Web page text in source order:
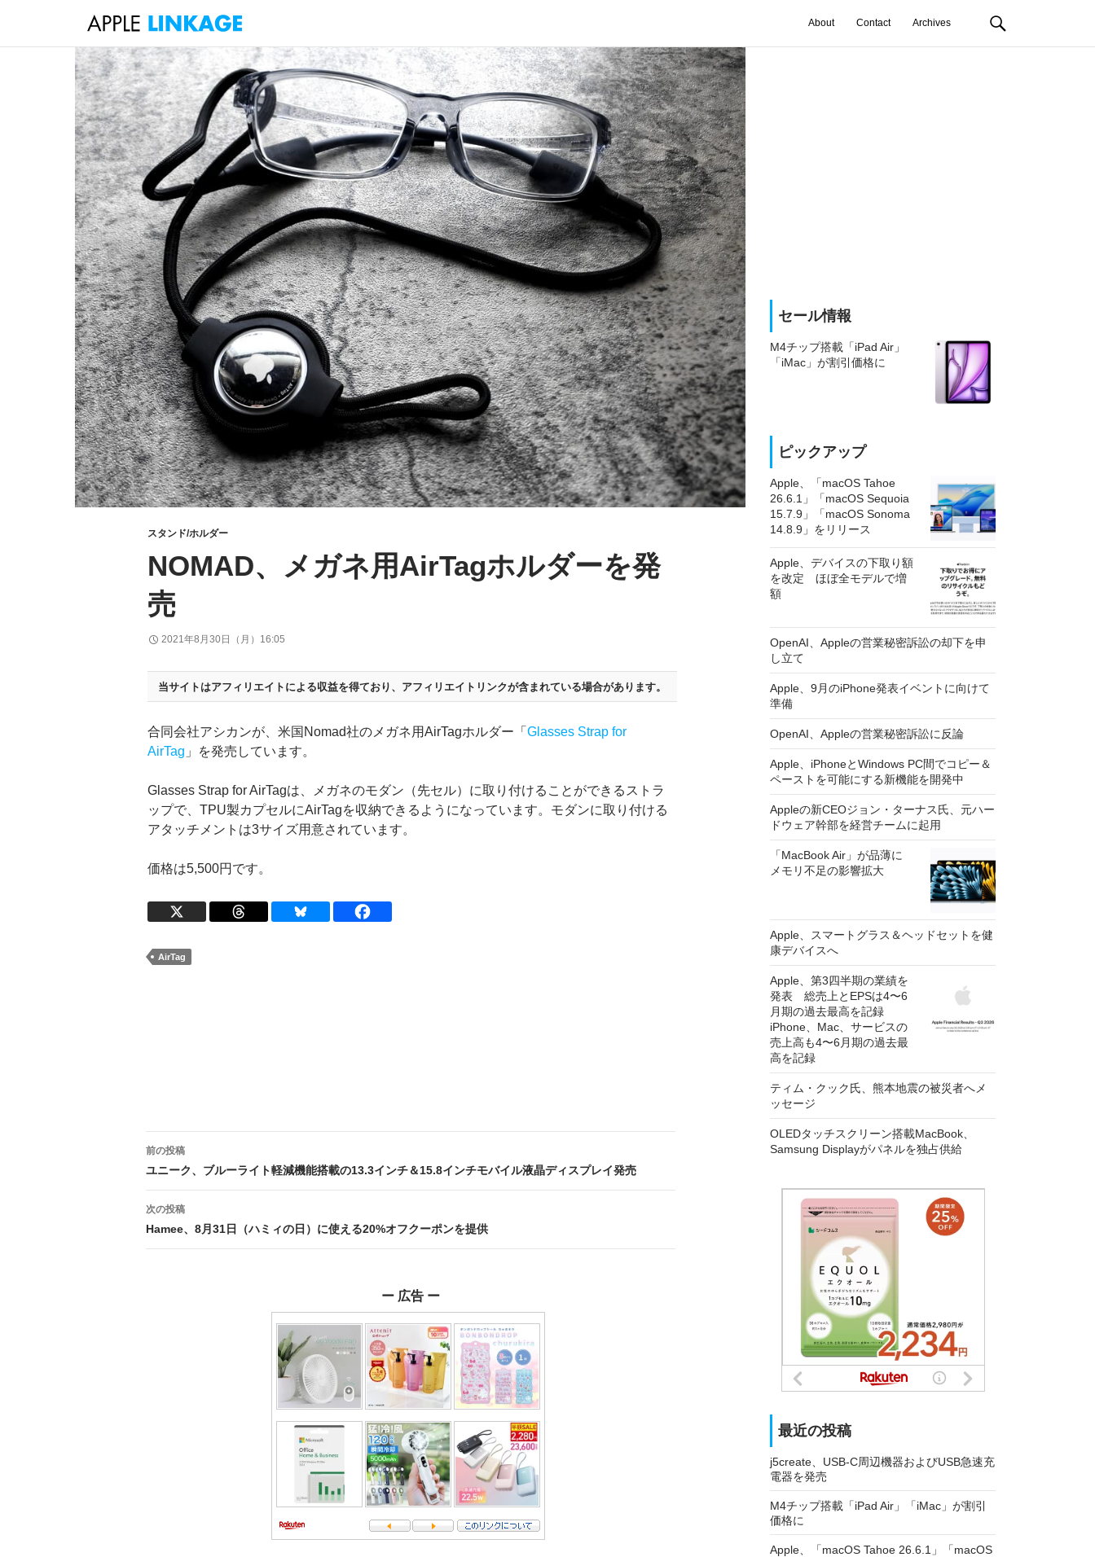
About Contact Archives
スタンド/ホルダー
NOMAD、メガネ用AirTagホルダーを発
売
2021年8月30日（月）16:05
当サイトはアフィリエイトによる収益を得ており、 アフィリエイトリンクが含まれている場合があります。
合同会社アシカンが、米国Nomad社のメガネ用AirTagホルダー「Glasses Strap for
AirTag 」を発売しています。
Glasses Strap for AirTagは、メガネのモダン（先セル）に取り付けることができるストラ
ップで、TPU製カプセルにAirTagを収納できるようになっています。モダンに取り付ける
アタッチメントは3サイズ用意されています。
価格は5,500円です。
AirTag
投
稿
ナ
ビ
前の投稿
ユニーク、ブルーライト軽減機能搭載の13.3インチ＆15.8インチモバイル液晶ディスプレイ発売
次の投稿
Hamee、8月31日（ハミィの日）に使える20%オフクーポンを提供
ー 広告 ー
セール情報
M4チップ搭載「iPad Air」
「iMac」が割引価格に
ピックアップ
Apple、「macOS Tahoe
26.6.1」「macOS Sequoia
15.7.9」「macOS Sonoma
14.8.9」をリリース
Apple、デバイスの下取り額
を改定 ほぼ全モデルで増
額
OpenAI、Appleの営業秘密訴訟の却下を申
し立て
Apple、9月のiPhone発表イベントに向けて
準備
OpenAI、Appleの営業秘密訴訟に反論
Apple、iPhoneとWindows PC間でコピー＆
ペーストを可能にする新機能を開発中
Appleの新CEOジョン・ターナス氏、元ハー
ドウェア幹部を経営チームに起用
「MacBook Air」が品薄に
メモリ不足の影響拡大
Apple、スマートグラス＆ヘッドセットを健
康デバイスへ
Apple、第3四半期の業績を
発表 総売上とEPSは4〜6
月期の過去最高を記録
iPhone、Mac、サービスの
売上高も4〜6月期の過去最
高を記録
ティム・クック氏、熊本地震の被災者へメ
ッセージ
OLEDタッチスクリーン搭載MacBook、
Samsung Displayがパネルを独占供給
最近の投稿
j5create、USB-C周辺機器およびUSB急速充
電器を発売
M4チップ搭載「iPad Air」「iMac」が割引
価格に
Apple、「macOS Tahoe 26.6.1」「macOS